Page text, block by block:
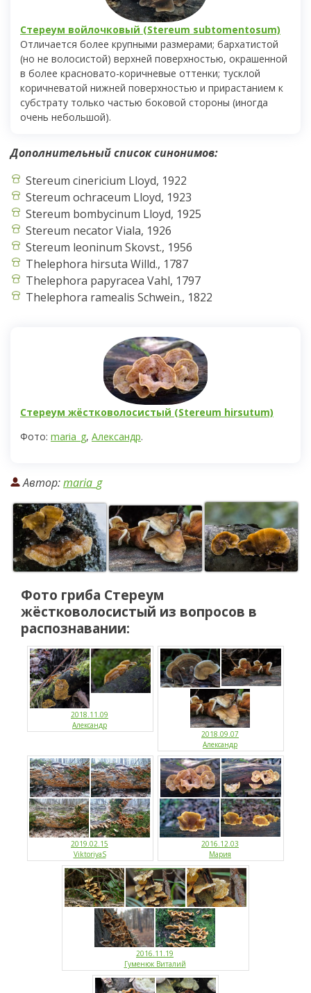
Стереум войлочковый (Stereum subtomentosum)
Отличается более крупными размерами; бархатистой
(но не волосистой) верхней поверхностью, окрашенной
в более красновато-коричневые оттенки; тусклой
коричневатой нижней поверхностью и прирастанием к
субстрату только частью боковой стороны (иногда
очень небольшой).
Дополнительный список синонимов:
Stereum cinericium Lloyd, 1922
Stereum ochraceum Lloyd, 1923
Stereum bombycinum Lloyd, 1925
Stereum necator Viala, 1926
Stereum leoninum Skovst., 1956
Thelephora hirsuta Willd., 1787
Thelephora papyracea Vahl, 1797
Thelephora ramealis Schwein., 1822
Стереум жёстковолосистый (Stereum hirsutum)
Фото: maria_g, Александр.
Автор:maria_g
Фото гриба Стереум
жёстковолосистый из вопросов в
распознавании:
2018.11.09
Александр
2018.09.07
Александр
2019.02.15
ViktoriyaS
2016.12.03
Мария
2016.11.19
Гуменюк Виталий